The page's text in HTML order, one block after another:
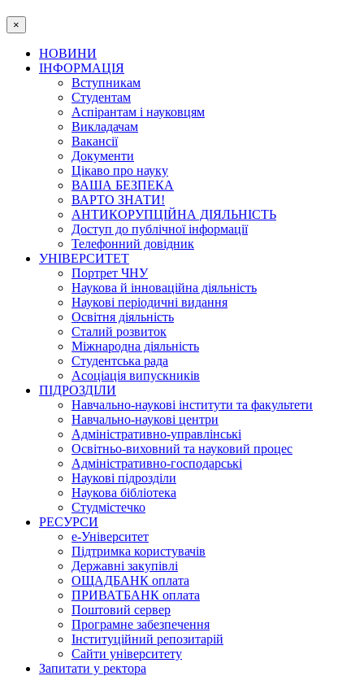
×
НОВИНИ
ІНФОРМАЦІЯ
Вступникам
Студентам
Аспірантам і науковцям
Викладачам
Вакансії
Документи
Цікаво про науку
ВАША БЕЗПЕКА
ВАРТО ЗНАТИ!
АНТИКОРУПЦІЙНА ДІЯЛЬНІСТЬ
Доступ до публічної інформації
Телефонний довідник
УНІВЕРСИТЕТ
Портрет ЧНУ
Наукова й інноваційна діяльність
Наукові періодичні видання
Освітня діяльність
Сталий розвиток
Міжнародна діяльність
Студентська рада
Асоціація випускників
ПІДРОЗДІЛИ
Навчально-наукові інститути та факультети
Навчально-наукові центри
Адміністративно-управлінські
Освітньо-виховний та науковий процес
Адміністративно-господарські
Наукові підрозділи
Наукова бібліотека
Студмістечко
РЕСУРСИ
е-Університет
Підтримка користувачів
Державні закупівлі
ОЩАДБАНК оплата
ПРИВАТБАНК оплата
Поштовий сервер
Програмне забезпечення
Інституційний репозитарій
Сайти університету
Запитати у ректора